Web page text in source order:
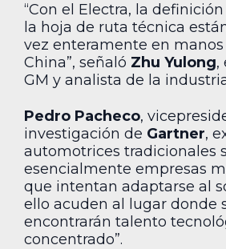
“Con el Electra, la
la hoja de ruta técnica
vez enteramente en
China”, señaló Zhu Yulong,
GM y analista de la
Pedro Pacheco,
investigación de Gartner,
automotrices tradicionales
esencialmente empresas
que intentan adaptarse al
ello acuden al lugar donde
encontrarán talento
concentrado”.